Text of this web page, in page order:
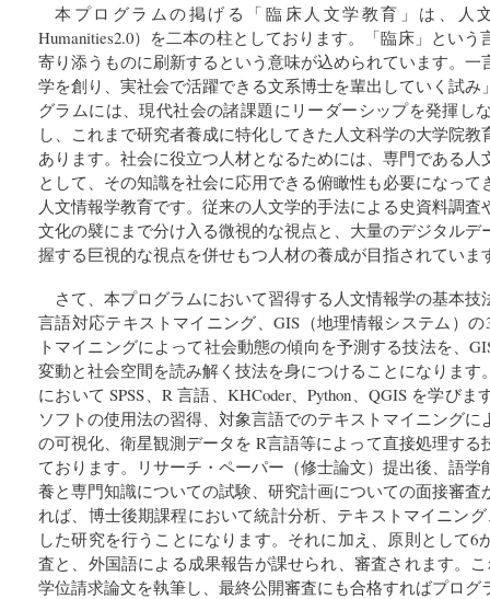
本プログラムの掲げる「臨床人文学教育」は、人
Humanities2.0）を二本の柱としております。「臨床」とい
寄り添うものに刷新するという意味が込められています。一
学を創り、実社会で活躍できる文系博士を輩出していく試み
グラムには、現代社会の諸課題にリーダーシップを発揮し
し、これまで研究者養成に特化してきた人文科学の大学院
あります。社会に役立つ人材となるためには、専門である
として、その知識を社会に応用できる俯瞰性も必要になっ
人文情報学教育です。従来の人文学的手法による史資料調
文化の襞にまで分け入る微視的な視点と、大量のデジタルデ
握する巨視的な視点を併せもつ人材の養成が目指されていま
さて、本プログラムにおいて習得する人文情報学の基本
言語対応テキストマイニング、GIS（地理情報システム）
トマイニングによって社会動態の傾向を予測する技法を、
変動と社会空間を読み解く技法を身につけることになります
において SPSS、R 言語、KHCoder、Python、QGIS を学び
ソフトの使用法の習得、対象言語でのテキストマイニング
の可視化、衛星観測データを R言語等によって直接処理する
ております。リサーチ・ペーパー（修士論文）提出後、語学
養と専門知識についての試験、研究計画についての面接審査
れば、博士後期課程において統計分析、テキストマイニン
した研究を行うことになります。それに加え、原則として6
査と、外国語による成果報告が課せられ、審査されます。
学位請求論文を執筆し、最終公開審査にも合格すればプログ